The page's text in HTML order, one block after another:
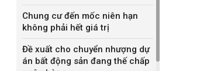
Chung cư đến mốc niên hạn
không phải hết giá trị
Đề xuất cho chuyển nhượng dự
án bất động sản đang thế chấp